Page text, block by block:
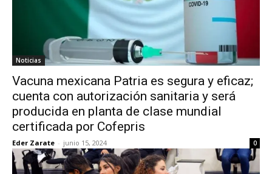
Noticias
Vacuna mexicana Patria es segura y eficaz;
cuenta con autorización sanitaria y será
producida en planta de clase mundial
certificada por Cofepris
Eder Zarate - junio 15, 2024 0